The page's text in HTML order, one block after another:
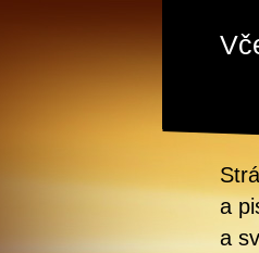
a
a